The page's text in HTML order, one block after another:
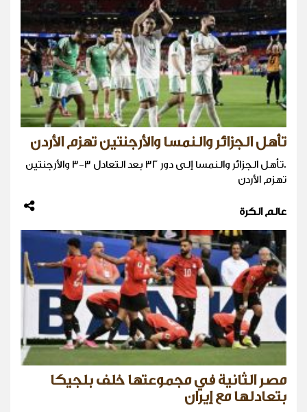
تأهل الجزائر والنمسا والأرجنتين تهزم الأردن
.تأهل الجزائر والنمسا إلى دور 32 بعد التعادل 3-3 والأرجنتين
تهزم الأردن
عالم الكرة
مصر الثانية في مجموعتها خلف بلجيكا
بتعادلها مع إيران